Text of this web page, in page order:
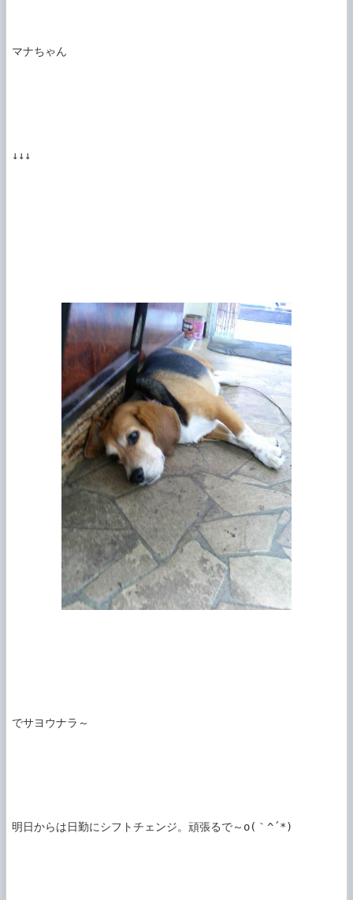
マナちゃん
↓↓↓
でサヨウナラ～
明日からは日勤にシフトチェンジ。頑張るで～o(｀^´*)